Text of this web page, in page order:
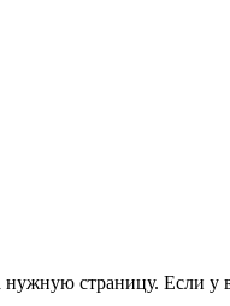
страницу. Если